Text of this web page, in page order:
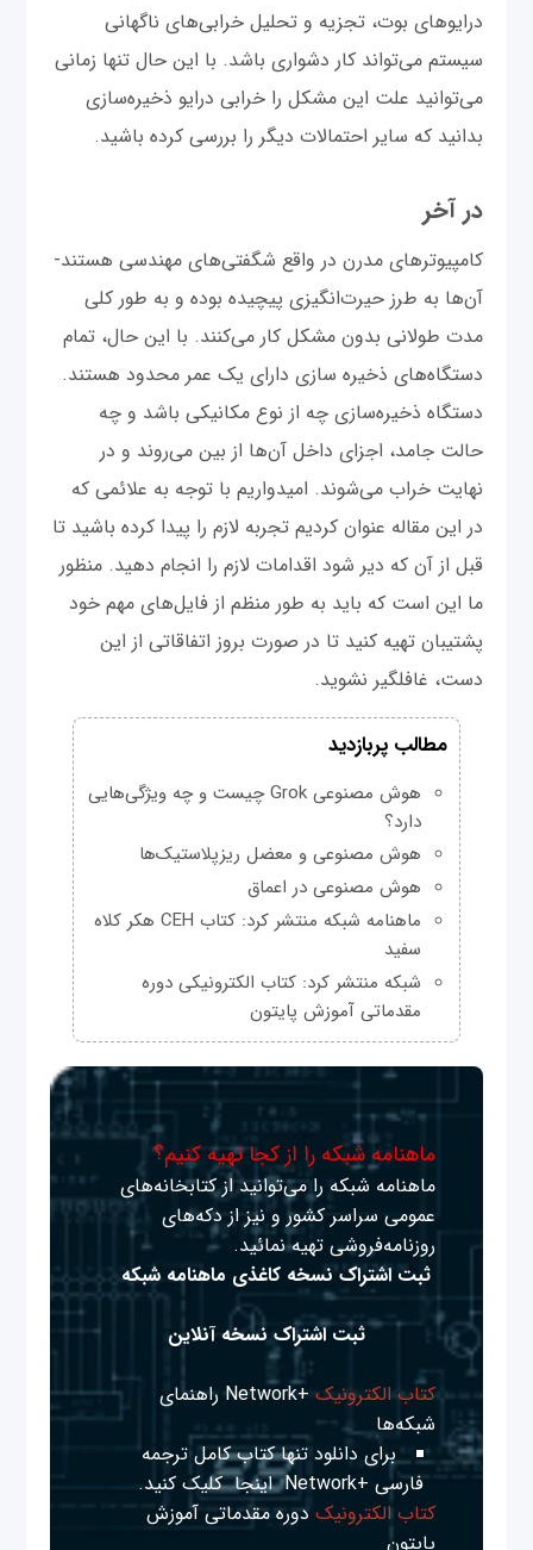
درایوهای بوت، تجزیه و تحلیل خرابی‌های ناگهانی
سیستم می‌تواند کار دشواری باشد. با این حال تنها زمانی
می‌توانید علت این مشکل را خرابی درایو ذخیره‌سازی
بدانید که سایر احتمالات دیگر را بررسی کرده باشید.
در آخر
کامپیوترهای مدرن در واقع شگفتی‌های مهندسی هستند-
آن‌ها به طرز حیرت‌انگیزی پیچیده بوده و به طور کلی
مدت طولانی بدون مشکل کار می‌کنند. با این حال، تمام
دستگاه‌های ذخیره سازی دارای یک عمر محدود هستند.
دستگاه ذخیره‌سازی چه از نوع مکانیکی باشد و چه
حالت جامد، اجزای داخل آن‌ها از بین می‌روند و در
نهایت خراب می‌شوند. امیدواریم با توجه به علائمی که
در این مقاله عنوان کردیم تجربه لازم را پیدا کرده باشید تا
قبل از آن که دیر شود اقدامات لازم را انجام دهید. منظور
ما این است که باید به طور منظم از فایل‌های مهم خود
پشتیبان تهیه کنید تا در صورت بروز اتفاقاتی از این
دست، غافلگیر نشوید.
مطالب پربازدید
هوش مصنوعی Grok چیست و چه ویژگی‌هایی
دارد؟
هوش مصنوعی و معضل ریزپلاستیک‌ها
هوش مصنوعی در اعماق
ماهنامه شبکه منتشر کرد: کتاب CEH هکر کلاه
سفید
شبکه منتشر کرد: کتاب الکترونیکی دوره
مقدماتی آموزش پایتون
ماهنامه شبکه را از کجا تهیه کنیم؟
ماهنامه شبکه را می‌توانید از کتابخانه‌های
عمومی سراسر کشور و نیز از دکه‌های
روزنامه‌فروشی تهیه نمائید.
ثبت اشتراک نسخه کاغذی ماهنامه شبکه
ثبت اشتراک نسخه آنلاین
کتاب الکترونیک
+Network راهنمای
شبکه‌ها
برای دانلود تنها کتاب کامل ترجمه
فارسی +Network
اینجا کلیک کنید.
کتاب الکترونیک دوره مقدماتی آموزش
پایتون